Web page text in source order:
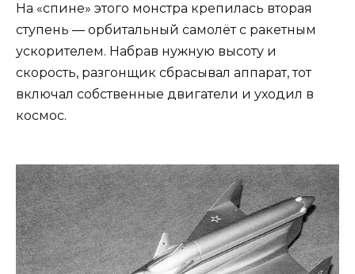
На «спине» этого монстра крепилась вторая
ступень — орбитальный самолёт с ракетным
ускорителем. Набрав нужную высоту и
скорость, разгонщик сбрасывал аппарат, тот
включал собственные двигатели и уходил в
космос.